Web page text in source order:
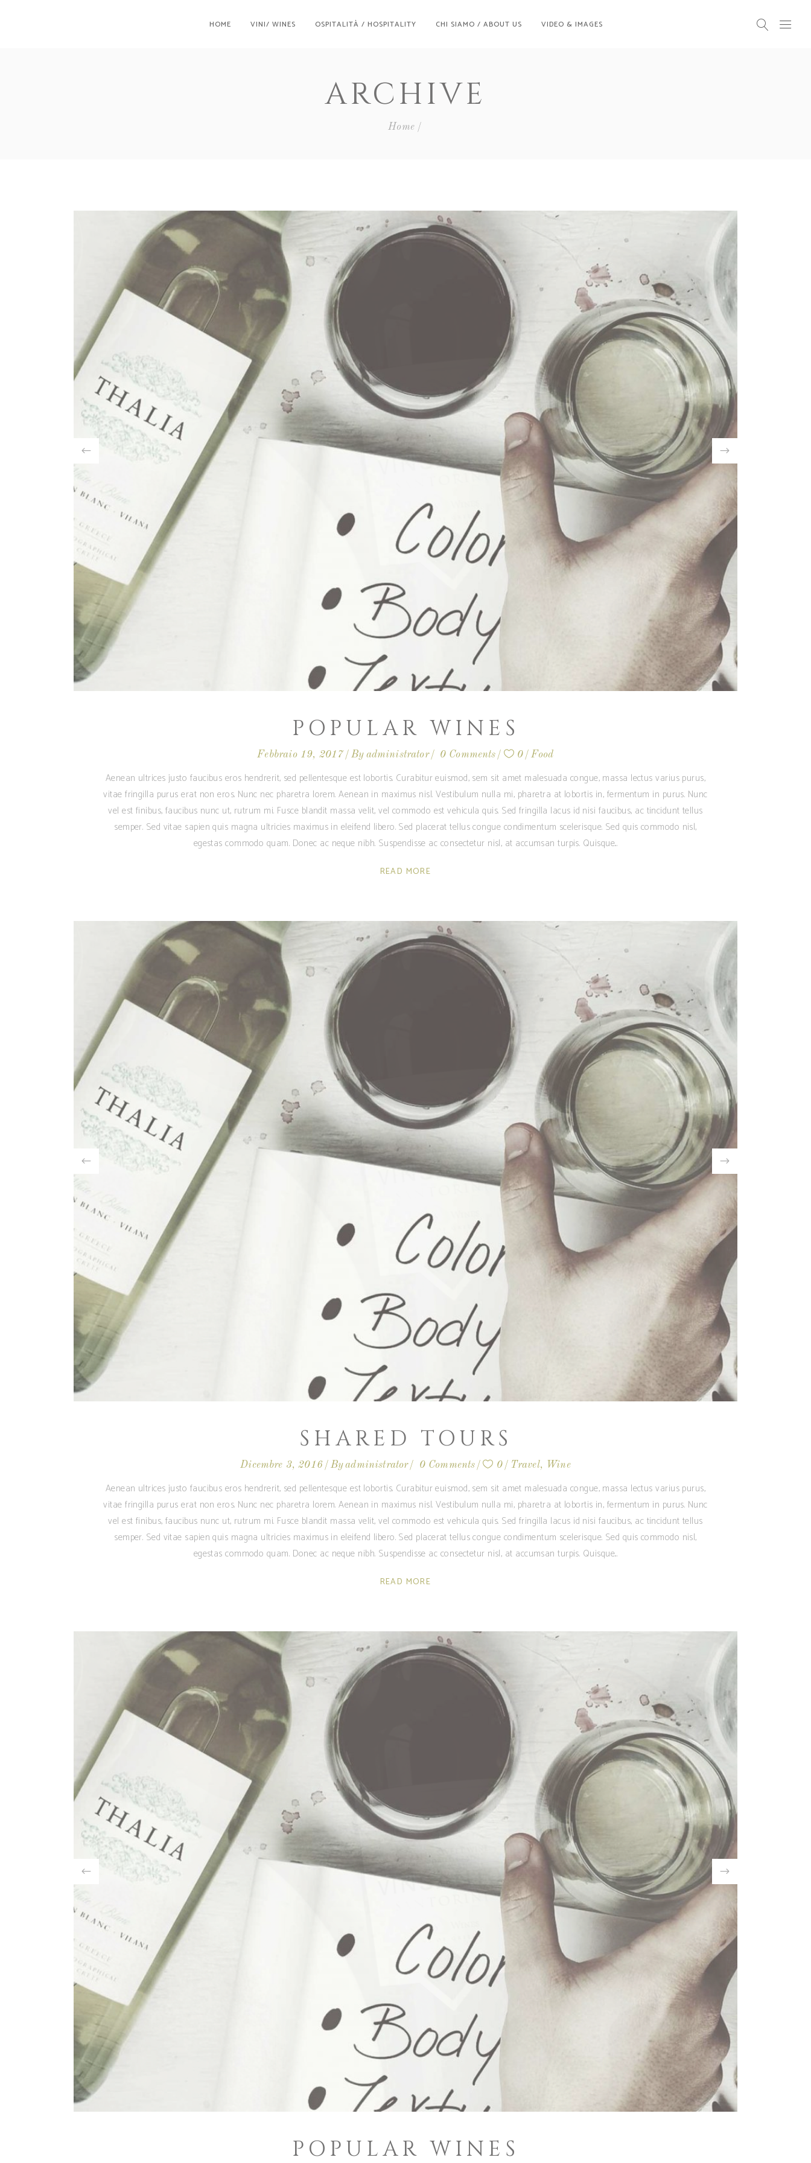
HOME VINI/ WINES OSPITALITÀ / HOSPITALITY CHI SIAMO / ABOUT US VIDEO & IMAGES
ARCHIVE
Home
POPULAR WINES
Febbraio 19, 2017 By administrator 0 Comments 0 Food
Aenean ultrices justo faucibus eros hendrerit, sed pellentesque est lobortis. Curabitur euismod, sem sit amet malesuada congue, massa lectus varius purus,
vitae fringilla purus erat non eros. Nunc nec pharetra lorem. Aenean in maximus nisl. Vestibulum nulla mi, pharetra at lobortis in, fermentum in purus. Nunc
vel est finibus, faucibus nunc ut, rutrum mi. Fusce blandit massa velit, vel commodo est vehicula quis. Sed fringilla lacus id nisi faucibus, ac tincidunt tellus
semper. Sed vitae sapien quis magna ultricies maximus in eleifend libero. Sed placerat tellus congue condimentum scelerisque. Sed quis commodo nisl,
egestas commodo quam. Donec ac neque nibh. Suspendisse ac consectetur nisl, at accumsan turpis. Quisque
READ MORE
SHARED TOURS
Dicembre 3, 2016 Byadministrator 0 Comments 0 Travel, Wine
Aenean ultrices justo faucibus eros hendrerit, sed pellentesque est lobortis. Curabitur euismod, sem sit amet malesuada congue, massa lectus varius purus,
vitae fringilla purus erat non eros. Nunc nec pharetra lorem. Aenean in maximus nisl. Vestibulum nulla mi, pharetra at lobortis in, fermentum in purus. Nunc
vel est finibus, faucibus nunc ut, rutrum mi. Fusce blandit massa velit, vel commodo est vehicula quis. Sed fringilla lacus id nisi faucibus, ac tincidunt tellus
semper. Sed vitae sapien quis magna ultricies maximus in eleifend libero. Sed placerat tellus congue condimentum scelerisque. Sed quis commodo nisl,
egestas commodo quam. Donec ac neque nibh. Suspendisse ac consectetur nisl, at accumsan turpis. Quisque
READ MORE
POPULAR WINES